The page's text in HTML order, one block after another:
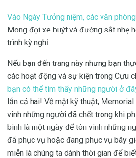
Vào Ngày Tưởng niệm, các văn
Mong đợi xe buýt và đường sắt nhẹ
trình kỳ nghỉ.
Nếu bạn đến trang này nhưng bạn
các hoạt động và sự kiện trong Cựu
bạn có thể tìm thấy những người ở
lẫn cả hai! Về mặt kỹ thuật,
vinh những người đã chết trong khi
binh là một ngày để tôn vinh những
đã phục vụ hoặc đang phục vụ bây
miễn là chúng ta dành thời gian để